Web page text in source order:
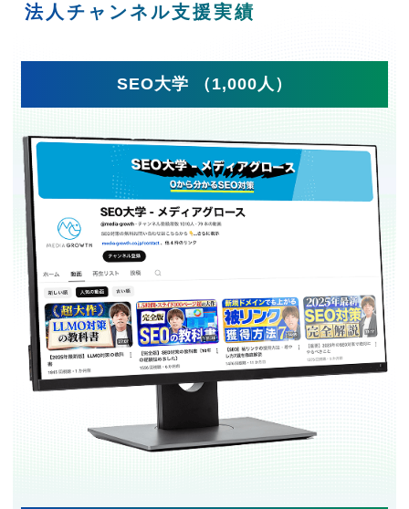
法人チャンネル支援実績
SEO大学 （1,000人）